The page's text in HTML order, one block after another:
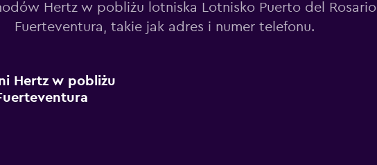
Hertz w pobliżu lotniska Lotnisko Puerto del Rosario
Fuerteventura, takie jak adres i numer telefonu.
Hertz w pobliżu